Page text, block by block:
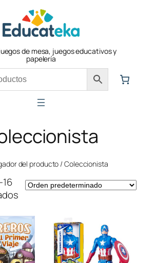
de mesa, juegos educativos y
papelería
del producto / Coleccionista